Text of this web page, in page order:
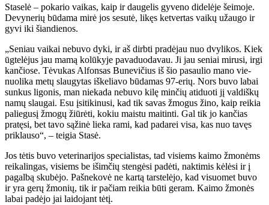
Sta­se­lė – po­ka­rio vai­kas, kaip ir dau­ge­lis gy­ve­no di­de­lė­je šei­mo­je.
De­vy­ne­rių bū­da­ma mi­rė jos se­su­tė, li­kęs ket­ver­tas vai­kų už­au­go ir
gy­vi iki šian­die­nos.
„Se­niau vai­kai ne­bu­vo dy­ki, ir aš dirb­ti pra­dė­jau nuo dvy­li­kos. Kiek
ūg­te­lė­jus jau ma­mą ko­lū­ky­je pa­va­duo­da­vau. Ji jau se­niai mi­ru­si, ir­gi
kan­čio­se. Tė­vu­kas Al­fon­sas Bu­ne­vi­čius iš šio pa­sau­lio ma­no vie­
nuo­li­ka me­tų slau­gy­tas iš­ke­lia­vo bū­da­mas 97-erių. Nors bu­vo la­bai
sun­kus li­go­nis, man nie­ka­da ne­bu­vo ki­lę min­čių ati­duo­ti jį val­diš­kų
na­mų slau­gai. Esu įsi­ti­ki­nu­si, kad tik sa­vas žmo­gus ži­no, kaip rei­kia
pa­lie­gu­sį žmo­gų žiū­rė­ti, ko­kiu mais­tu mai­tin­ti. Gal tik jo kan­čias
pra­tę­si, bet ta­vo są­ži­nė lie­ka ra­mi, kad pa­da­rei vi­sa, kas nuo ta­vęs
pri­klau­so“, – tei­gia Sta­sė.
Jos tė­tis bu­vo ve­te­ri­na­ri­jos spe­cia­lis­tas, tad vi­siems kai­mo žmo­nėms
rei­ka­lin­gas, vi­siems be iš­im­čių sten­gė­si pa­dė­ti, nak­ti­mis kė­lė­si ir į
pa­gal­bą sku­bė­jo. Pa­šne­ko­vė ne kar­tą tars­te­lė­jo, kad vi­suo­met bu­vo
ir yra ge­rų žmo­nių, tik ir pa­čiam rei­kia bū­ti ge­ram. Kai­mo žmo­nės
la­bai pa­dė­jo jai lai­do­jant tė­tį.